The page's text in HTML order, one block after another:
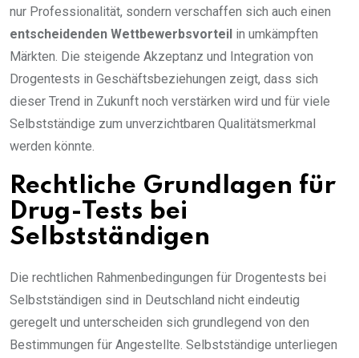
nur Professionalität, sondern verschaffen sich auch einen
entscheidenden Wettbewerbsvorteil in umkämpften
Märkten. Die steigende Akzeptanz und Integration von
Drogentests in Geschäftsbeziehungen zeigt, dass sich
dieser Trend in Zukunft noch verstärken wird und für viele
Selbstständige zum unverzichtbaren Qualitätsmerkmal
werden könnte.
Rechtliche Grundlagen für
Drug-Tests bei
Selbstständigen
Die rechtlichen Rahmenbedingungen für Drogentests bei
Selbstständigen sind in Deutschland nicht eindeutig
geregelt und unterscheiden sich grundlegend von den
Bestimmungen für Angestellte. Selbstständige unterliegen